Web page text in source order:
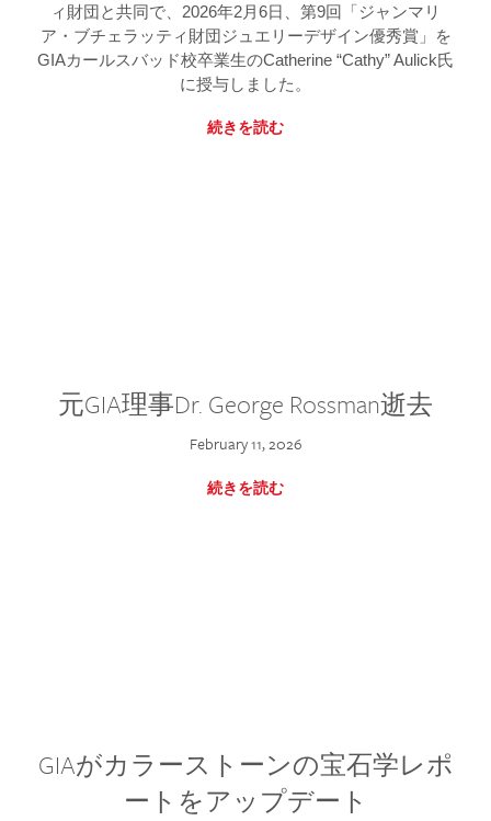
ィ財団と共同で、2026年2月6日、第9回「ジャンマリ
ア・ブチェラッティ財団ジュエリーデザイン優秀賞」を
GIAカールスバッド校卒業生のCatherine “Cathy” Aulick氏
に授与しました。
続きを読む
元GIA理事Dr. George Rossman逝去
February 11, 2026
続きを読む
GIAがカラーストーンの宝石学レポ
ートをアップデート